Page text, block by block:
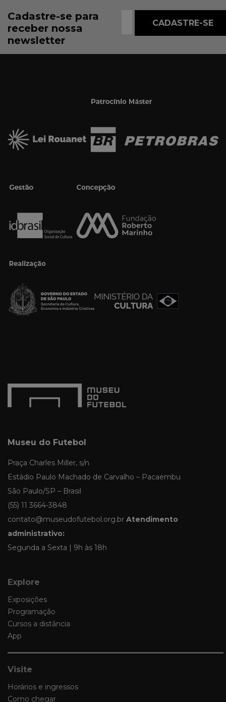
Cadastre-se para
receber nossa
newsletter
Museu do Futebol
Praça Charles Miller, s/n
Estádio Paulo Machado de Carvalho – Pacaembu
São Paulo/SP – Brasil
(55) 11 3664-3848
contato@museudofutebol.org.br Atendimento
administrativo:
Segunda a Sexta | 9h às 18h
Explore
Exposições
Programação
Cursos a distância
App
Visite
Horários e ingressos
Como chegar